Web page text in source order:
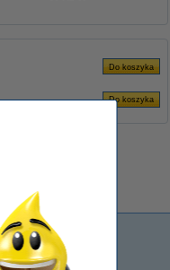
Dostępny